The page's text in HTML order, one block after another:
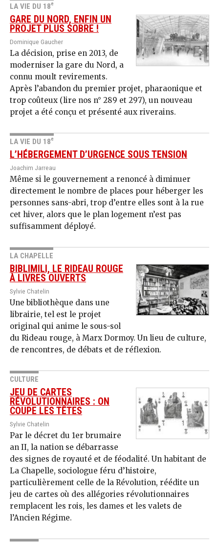
LA VIE DU 18e
GARE DU NORD, ENFIN UN
PROJET PLUS SOBRE !
Dominique Gaucher
La décision, prise en 2013, de
moderniser la gare du Nord, a
connu moult revirements.
Après l’abandon du premier projet, pharaonique et
trop coûteux (lire nos n° 289 et 297), un nouveau
projet a été conçu et présenté aux riverains.
LA VIE DU 18e
L’HÉBERGEMENT D’URGENCE SOUS TENSION
Joachim Jarreau
Même si le gouvernement a renoncé à diminuer
directement le nombre de places pour héberger les
personnes sans-abri, trop d’entre elles sont à la rue
cet hiver, alors que le plan logement n’est pas
suffisamment déployé.
LA CHAPELLE
BIBLIMILI, LE RIDEAU ROUGE
À LIVRES OUVERTS
Sylvie Chatelin
Une bibliothèque dans une
librairie, tel est le projet
original qui anime le sous-sol
du Rideau rouge, à Marx Dormoy. Un lieu de culture,
de rencontres, de débats et de réflexion.
CULTURE
JEU DE CARTES
RÉVOLUTIONNAIRES : ON
COUPE LES TÊTES
Sylvie Chatelin
Par le décret du 1er brumaire
an II, la nation se débarrasse
des signes de royauté et de féodalité. Un habitant de
La Chapelle, sociologue féru d’histoire,
particulièrement celle de la Révolution, réédite un
jeu de cartes où des allégories révolutionnaires
remplacent les rois, les dames et les valets de
l’Ancien Régime.